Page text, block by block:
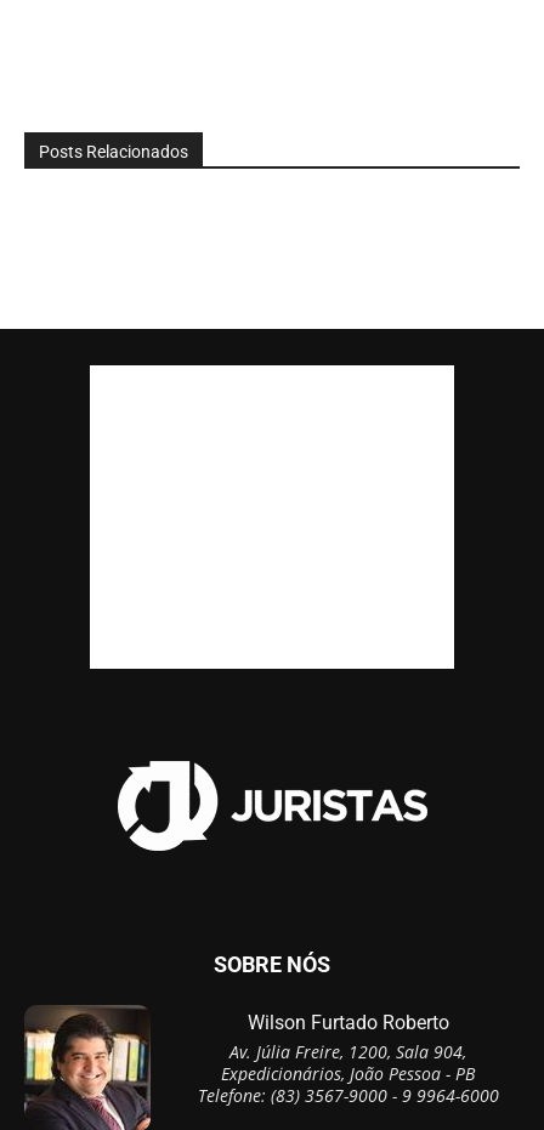
Posts Relacionados
SOBRE NÓS
Wilson Furtado Roberto
Av. Júlia Freire, 1200, Sala 904,
Expedicionários, João Pessoa - PB
Telefone: (83) 3567-9000 - 9 9964-6000